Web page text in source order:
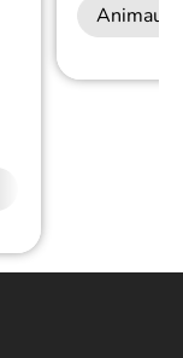
Animaux